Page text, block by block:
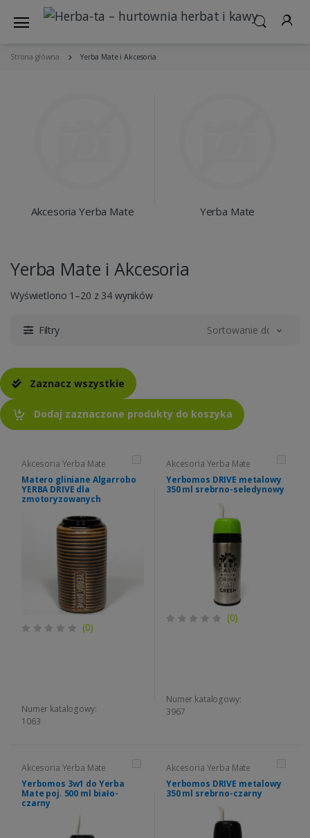
Strona główna Yerba Mate i Akcesoria
Akcesoria Yerba Mate Yerba Mate
Yerba Mate i Akcesoria
Wyświetlono 1–20 z 34 wyników
Filtry Sortowanie domyślne
Zaznacz wszystkie
Dodaj zaznaczone produkty do koszyka
Akcesoria Yerba Mate
Matero gliniane Algarrobo
YERBA DRIVE dla
zmotoryzowanych
(0)
Numer katalogowy:
1063
Akcesoria Yerba Mate
Yerbomos DRIVE metalowy
350 ml srebrno-seledynowy
(0)
Numer katalogowy:
3967
Akcesoria Yerba Mate
Yerbomos 3w1 do Yerba
Mate poj. 500 ml biało-
czarny
Akcesoria Yerba Mate
Yerbomos DRIVE metalowy
350 ml srebrno-czarny